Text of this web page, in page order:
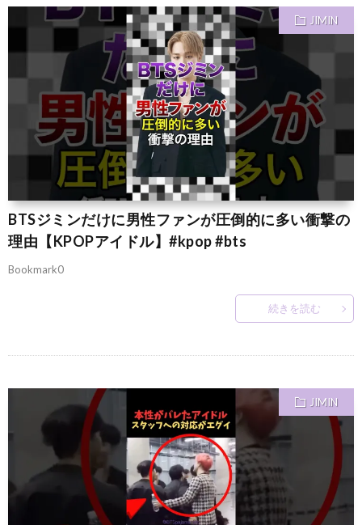
JIMIN
BTSジミンだけに男性ファンが圧倒的に多い衝撃の
理由【KPOPアイドル】#kpop #bts
Bookmark0
続きを読む
JIMIN